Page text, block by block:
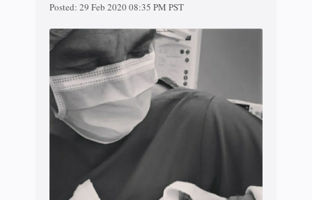
Posted: 29 Feb 2020 08:35 PM PST